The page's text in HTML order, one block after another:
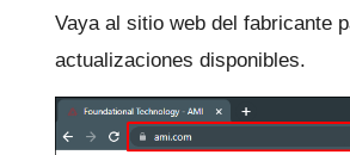
Vaya al sitio web del fabricante
actualizaciones disponibles.